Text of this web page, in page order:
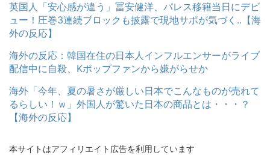
英国人「安心感が違う」冨安健洋、パレス移籍当日にデビ
ュー！圧巻3連続ブロックも披露で現地サポが気づく..【海
外の反応】
海外の反応：韓国在住の日本人インフルエンサーがライブ
配信中に自殺、Kポップファンから嫌がらせか
海外「今年、夏の暑さが厳しい日本でこんなものが売れて
るらしい！ｗ」外国人が驚いた日本の商品とは・・・？
【海外の反応】
本サイトはアフィリエイト広告を利用しています